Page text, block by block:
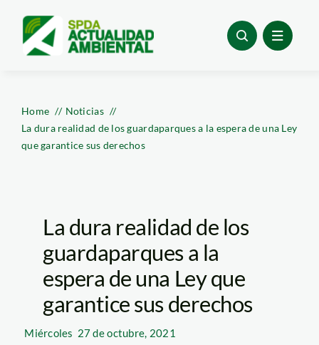
content
Home
Noticias
La dura realidad de los guardaparques a la espera de una Ley
que garantice sus derechos
La dura realidad de los
guardaparques a la
espera de una Ley que
garantice sus derechos
Miércoles 27 de octubre, 2021